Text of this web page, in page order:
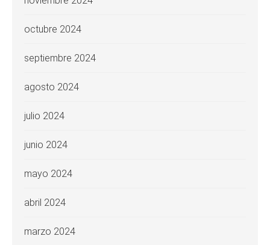
octubre 2024
septiembre 2024
agosto 2024
julio 2024
junio 2024
mayo 2024
abril 2024
marzo 2024